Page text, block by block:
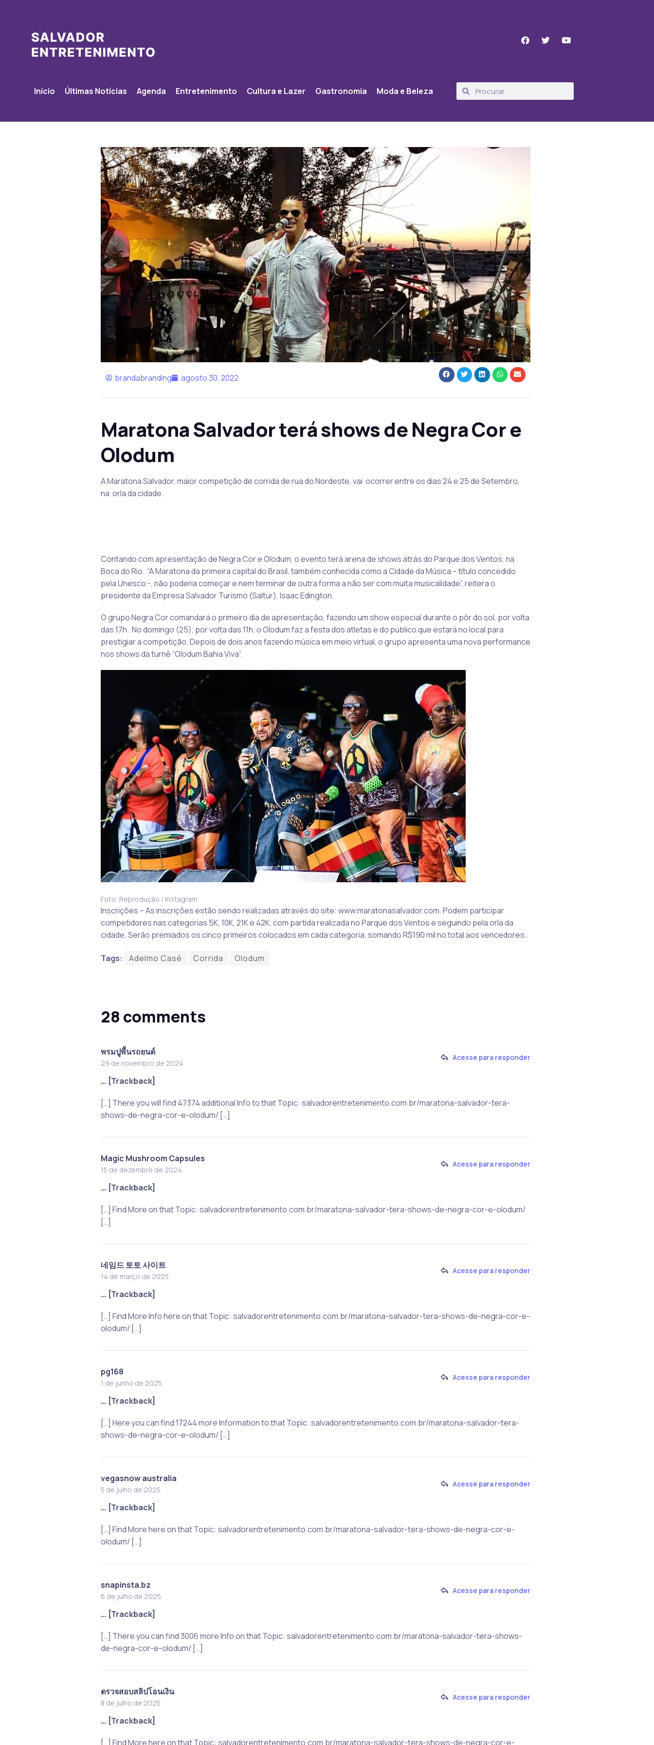
Início Últimas Notícias Agenda Entretenimento Cultura e Lazer Gastronomia Moda e Beleza
brandabranding agosto 30, 2022
Maratona Salvador terá shows de Negra Cor e
Olodum
A Maratona Salvador, maior competição de corrida de rua do Nordeste, vai ocorrer entre os dias 24 e 25 de Setembro,
na orla da cidade.
Contando com apresentação de Negra Cor e Olodum, o evento terá arena de shows atrás do Parque dos Ventos, na
Boca do Rio. “A Maratona da primeira capital do Brasil, também conhecida como a Cidade da Música – título concedido
pela Unesco -, não poderia começar e nem terminar de outra forma a não ser com muita musicalidade”, reitera o
presidente da Empresa Salvador Turismo (Saltur), Isaac Edington.
O grupo Negra Cor comandará o primeiro dia de apresentação, fazendo um show especial durante o pôr do sol, por volta
das 17h. No domingo (25), por volta das 11h, o Olodum faz a festa dos atletas e do público que estará no local para
prestigiar a competição. Depois de dois anos fazendo música em meio virtual, o grupo apresenta uma nova performance
nos shows da turnê “Olodum Bahia Viva”.
Foto: Reprodução / Instagram
Inscrições – As inscrições estão sendo realizadas através do site: www.maratonasalvador.com. Podem participar
competidores nas categorias 5K, 10K, 21K e 42K, com partida realizada no Parque dos Ventos e seguindo pela orla da
cidade. Serão premiados os cinco primeiros colocados em cada categoria, somando R$190 mil no total aos vencedores.
Tags: Adelmo Casé Corrida Olodum
28 comments
พรมปูพื้นรถยนต์
29 de novembro de 2024
Acesse para responder
… [Trackback]
[…] There you will find 47374 additional Info to that Topic: salvadorentretenimento.com.br/maratona-salvador-tera-
shows-de-negra-cor-e-olodum/ […]
Magic Mushroom Capsules
15 de dezembro de 2024
Acesse para responder
… [Trackback]
[…] Find More on that Topic: salvadorentretenimento.com.br/maratona-salvador-tera-shows-de-negra-cor-e-olodum/
[…]
네임드 토토 사이트
14 de março de 2025
Acesse para responder
… [Trackback]
[…] Find More Info here on that Topic: salvadorentretenimento.com.br/maratona-salvador-tera-shows-de-negra-cor-e-
olodum/ […]
pg168
1 de junho de 2025
Acesse para responder
… [Trackback]
[…] Here you can find 17244 more Information to that Topic: salvadorentretenimento.com.br/maratona-salvador-tera-
shows-de-negra-cor-e-olodum/ […]
vegasnow australia
5 de julho de 2025
Acesse para responder
… [Trackback]
[…] Find More here on that Topic: salvadorentretenimento.com.br/maratona-salvador-tera-shows-de-negra-cor-e-
olodum/ […]
snapinsta.bz
6 de julho de 2025
Acesse para responder
… [Trackback]
[…] There you can find 3006 more Info on that Topic: salvadorentretenimento.com.br/maratona-salvador-tera-shows-
de-negra-cor-e-olodum/ […]
ตรวจสอบสลิปโอนเงิน
8 de julho de 2025
Acesse para responder
… [Trackback]
[…] Find More here on that Topic: salvadorentretenimento.com.br/maratona-salvador-tera-shows-de-negra-cor-e-